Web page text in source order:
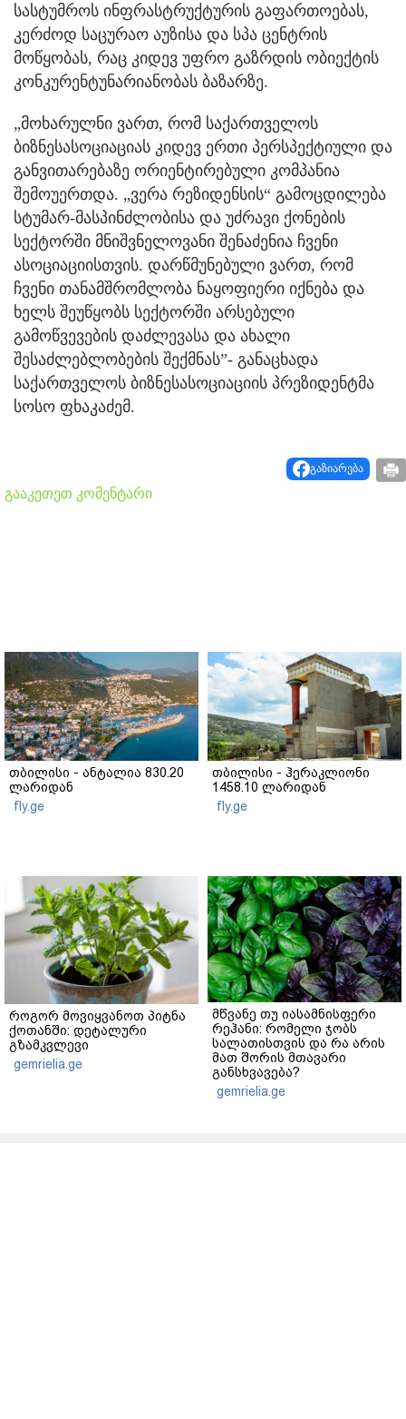
სასტუმროს ინფრასტრუქტურის გაფართოებას,
კერძოდ საცურაო აუზისა და სპა ცენტრის
მოწყობას, რაც კიდევ უფრო გაზრდის ობიექტის
კონკურენტუნარიანობას ბაზარზე.
„მოხარულნი ვართ, რომ საქართველოს
ბიზნესასოციაციას კიდევ ერთი პერსპექტიული და
განვითარებაზე ორიენტირებული კომპანია
შემოუერთდა. „ვერა რეზიდენსის“ გამოცდილება
სტუმარ-მასპინძლობისა და უძრავი ქონების
სექტორში მნიშვნელოვანი შენაძენია ჩვენი
ასოციაციისთვის. დარწმუნებული ვართ, რომ
ჩვენი თანამშრომლობა ნაყოფიერი იქნება და
ხელს შეუწყობს სექტორში არსებული
გამოწვევების დაძლევასა და ახალი
შესაძლებლობების შექმნას”- განაცხადა
საქართველოს ბიზნესასოციაციის პრეზიდენტმა
სოსო ფხაკაძემ.
გაზიარება
გააკეთეთ კომენტარი
თბილისი - ანტალია 830.20
ლარიდან
fly.ge
თბილისი - ჰერაკლიონი
1458.10 ლარიდან
fly.ge
როგორ მოვიყვანოთ პიტნა
ქოთანში: დეტალური
გზამკვლევი
gemrielia.ge
მწვანე თუ იასამნისფერი
რეჰანი: რომელი ჯობს
სალათისთვის და რა არის
მათ შორის მთავარი
განსხვავება?
gemrielia.ge